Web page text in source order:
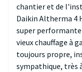
chantier et de
Daikin Altherma 4
super performante
vieux chauffage à
toujours propre,
sympathique, très